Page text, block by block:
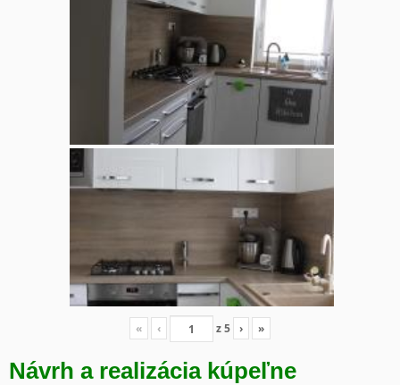
« ‹ z5 › »
Návrh a realizácia kúpeľne